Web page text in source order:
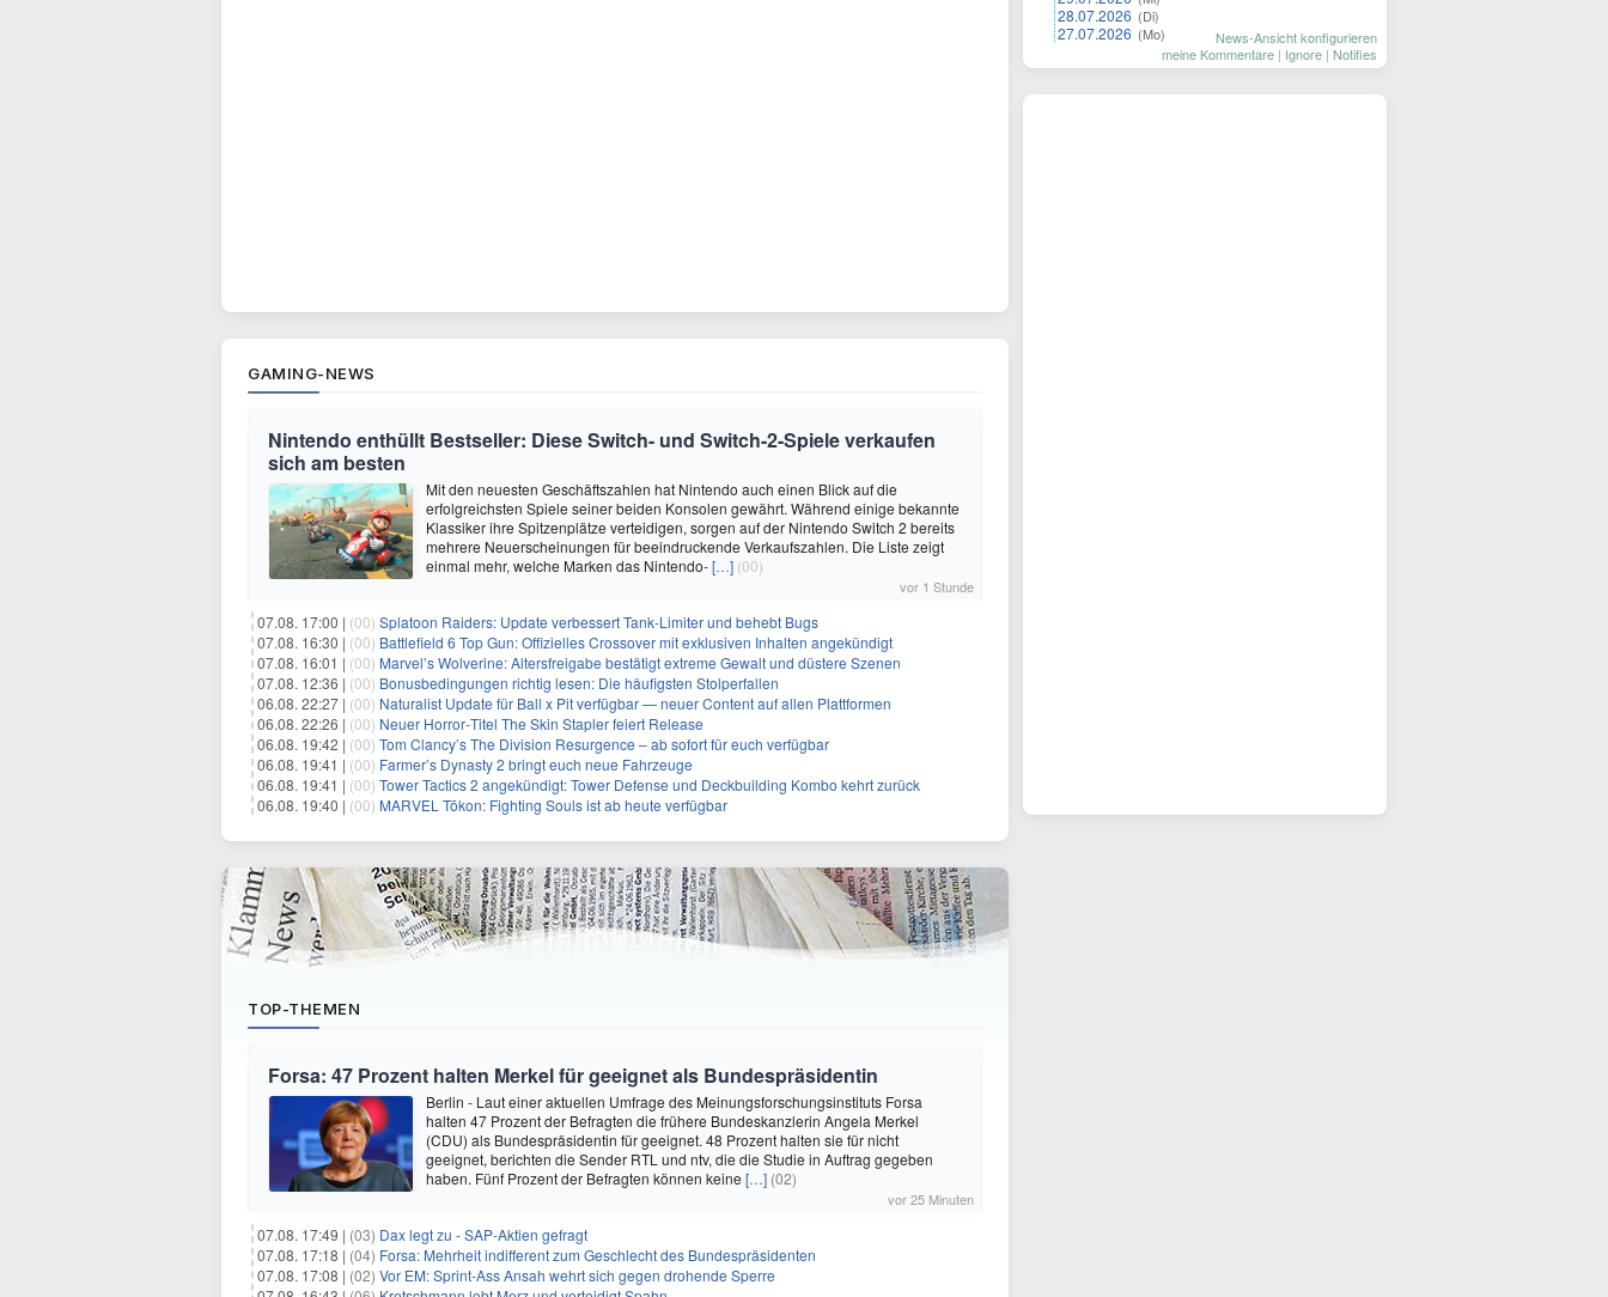
GAMING-NEWS
Nintendo enthüllt Bestseller: Diese Switch- und Switch-2-Spiele verkaufen
sich am besten
Mit den neuesten Geschäftszahlen hat Nintendo auch einen Blick auf die
erfolgreichsten Spiele seiner beiden Konsolen gewährt. Während einige bekannte
Klassiker ihre Spitzenplätze verteidigen, sorgen auf der Nintendo Switch 2 bereits
mehrere Neuerscheinungen für beeindruckende Verkaufszahlen. Die Liste zeigt
einmal mehr, welche Marken das Nintendo-[…] (00)
vor 1 Stunde
07.08. 17:00 | (00) Splatoon Raiders: Update verbessert Tank-Limiter und behebt Bugs
07.08. 16:30 | (00) Battlefield 6 Top Gun: Offizielles Crossover mit exklusiven Inhalten angekündigt
07.08. 16:01 | (00) Marvel’s Wolverine: Altersfreigabe bestätigt extreme Gewalt und düstere Szenen
07.08. 12:36 | (00) Bonusbedingungen richtig lesen: Die häufigsten Stolperfallen
06.08. 22:27 | (00) Naturalist Update für Ball x Pit verfügbar — neuer Content auf allen Plattformen
06.08. 22:26 | (00) Neuer Horror‑Titel The Skin Stapler feiert Release
06.08. 19:42 | (00) Tom Clancy’s The Division Resurgence – ab sofort für euch verfügbar
06.08. 19:41 | (00) Farmer’s Dynasty 2 bringt euch neue Fahrzeuge
06.08. 19:41 | (00) Tower Tactics 2 angekündigt: Tower Defense und Deckbuilding Kombo kehrt zurück
06.08. 19:40 | (00) MARVEL Tōkon: Fighting Souls ist ab heute verfügbar
TOP-THEMEN
Forsa: 47 Prozent halten Merkel für geeignet als Bundespräsidentin
Berlin - Laut einer aktuellen Umfrage des Meinungsforschungsinstituts Forsa
halten 47 Prozent der Befragten die frühere Bundeskanzlerin Angela Merkel
(CDU) als Bundespräsidentin für geeignet. 48 Prozent halten sie für nicht
geeignet, berichten die Sender RTL und ntv, die die Studie in Auftrag gegeben
haben. Fünf Prozent der Befragten können keine […] (02)
vor 25 Minuten
07.08. 17:49 | (03) Dax legt zu - SAP-Aktien gefragt
07.08. 17:18 | (04) Forsa: Mehrheit indifferent zum Geschlecht des Bundespräsidenten
07.08. 17:08 | (02) Vor EM: Sprint-Ass Ansah wehrt sich gegen drohende Sperre
28.07.2026 (Di)
27.07.2026 (Mo)
News-Ansicht konfigurieren
meine Kommentare | Ignore | Notifies